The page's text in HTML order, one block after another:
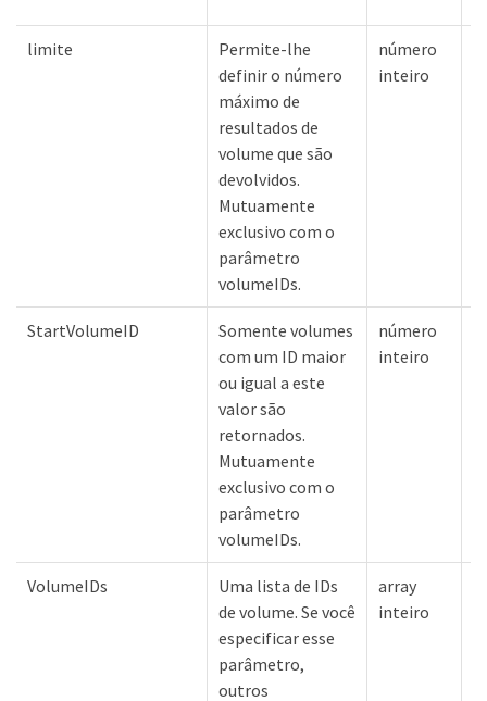
limite
Permite-lhe
definir o número
máximo de
resultados de
volume que são
devolvidos.
Mutuamente
exclusivo com o
parâmetro
volumeIDs.
número
inteiro
StartVolumeID
Somente volumes
com um ID maior
ou igual a este
valor são
retornados.
Mutuamente
exclusivo com o
parâmetro
volumeIDs.
número
inteiro
VolumeIDs
Uma lista de IDs
de volume. Se você
especificar esse
parâmetro,
outros
array
inteiro